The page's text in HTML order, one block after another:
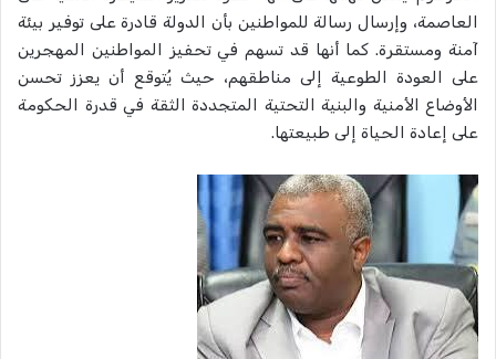
العاصمة، وإرسال رسالة للمواطنين بأن الدولة قادرة على توفير بيئة
آمنة ومستقرة. كما أنها قد تسهم في تحفيز المواطنين المهجرين
على العودة الطوعية إلى مناطقهم، حيث يُتوقع أن يعزز تحسن
الأوضاع الأمنية والبنية التحتية المتجددة الثقة في قدرة الحكومة
على إعادة الحياة إلى طبيعتها.